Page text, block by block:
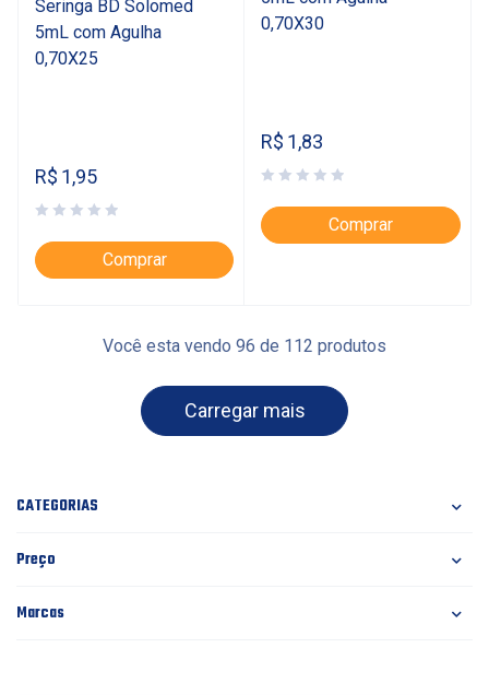
CATEGORIAS
Preço
Marcas
Seringa BD Solomed
5mL com Agulha
0,70X25
R$ 1,95
Comprar
0,70X30
R$ 1,83
Comprar
carregar mais
Você esta vendo 96 de 112 produtos